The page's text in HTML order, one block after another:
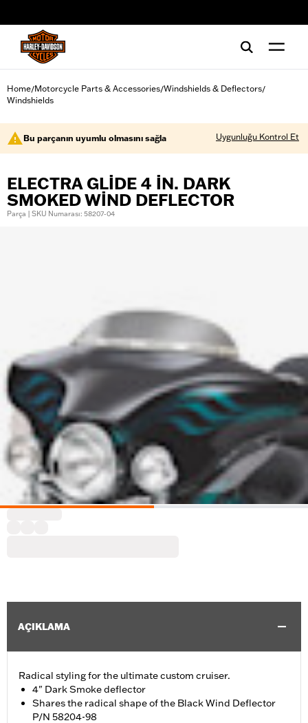
Home/Motorcycle Parts & Accessories/Windshields & Deflectors/
Windshields
Bu parçanın uyumlu olmasını sağla Uygunluğu Kontrol Et
ELECTRA GLIDE 4 IN. DARK
SMOKED WIND DEFLECTOR
Parça | SKU Numarası: 58207-04
AÇIKLAMA
Radical styling for the ultimate custom cruiser.
4" Dark Smoke deflector
Shares the radical shape of the Black Wind Deflector
P/N 58204-98